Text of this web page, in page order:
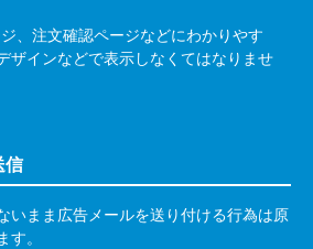
、注文確認ページなどにわかりやす
ザインなどで表示しなくてはなりませ
信
いまま広告メールを送り付ける行為は原
す。